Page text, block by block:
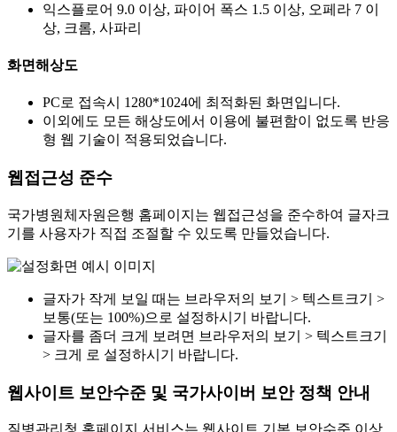
익스플로어 9.0 이상, 파이어 폭스 1.5 이상, 오페라 7 이
상, 크롬, 사파리
화면해상도
PC로 접속시 1280*1024에 최적화된 화면입니다.
이외에도 모든 해상도에서 이용에 불편함이 없도록 반응
형 웹 기술이 적용되었습니다.
웹접근성 준수
국가병원체자원은행 홈페이지는 웹접근성을 준수하여 글자크
기를 사용자가 직접 조절할 수 있도록 만들었습니다.
글자가 작게 보일 때는 브라우저의 보기 > 텍스트크기 >
보통(또는 100%)으로 설정하시기 바랍니다.
글자를 좀더 크게 보려면 브라우저의 보기 > 텍스트크기
> 크게 로 설정하시기 바랍니다.
웹사이트 보안수준 및 국가사이버 보안 정책 안내